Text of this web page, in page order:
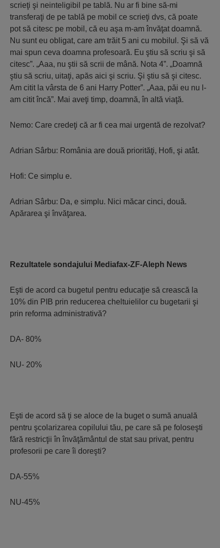
scrieţi şi neinteligibil pe tablă. Nu ar fi bine să-mi
transferaţi de pe tablă pe mobil ce scrieţi dvs, că poate
pot să citesc pe mobil, că eu aşa m-am învăţat doamnă.
Nu sunt eu obligat, care am trăit 5 ani cu mobilul. Şi să vă
mai spun ceva doamna profesoară. Eu ştiu să scriu şi să
citesc”. „Aaa, nu ştii să scrii de mână. Nota 4”. „Doamnă
ştiu să scriu, uitaţi, apăs aici şi scriu. Şi ştiu să şi citesc.
Am citit la vârsta de 6 ani Harry Potter”. „Aaa, păi eu nu l-
am citit încă”. Mai aveţi timp, doamnă, în altă viaţă.
Nemo: Care credeţi că ar fi cea mai urgentă de rezolvat?
Adrian Sârbu: România are două priorităţi, Hofi, şi atât.
Hofi: Ce simplu e.
Adrian Sârbu: Da, e simplu. Nici măcar cinci, două.
Apărarea şi învăţarea.
Rezultatele sondajului Mediafax-ZF-Aleph News
Eşti de acord ca bugetul pentru educaţie să crească la
10% din PIB prin reducerea cheltuielilor cu bugetarii şi
prin reforma administrativă?
DA- 80%
NU- 20%
Eşti de acord să ţi se aloce de la buget o sumă anuală
pentru şcolarizarea copilului tău, pe care să pe foloseşti
fără restricţii în învăţământul de stat sau privat, pentru
profesorii pe care îi doreşti?
DA-55%
NU-45%